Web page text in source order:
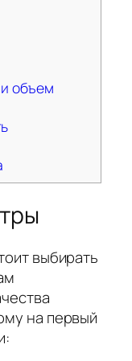
объем
выбирать
на первый